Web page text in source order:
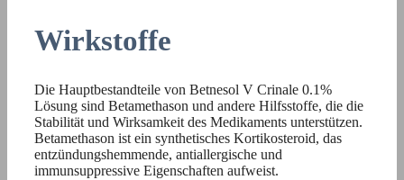
Wirkstoffe
Die Hauptbestandteile von Betnesol V Crinale 0.1%
Lösung sind Betamethason und andere Hilfsstoffe, die die
Stabilität und Wirksamkeit des Medikaments unterstützen.
Betamethason ist ein synthetisches Kortikosteroid, das
entzündungshemmende, antiallergische und
immunsuppressive Eigenschaften aufweist.